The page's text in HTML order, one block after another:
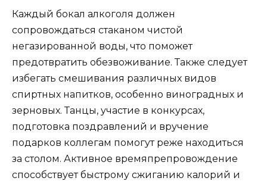
Каждый бокал алкоголя должен
сопровождаться стаканом чистой
негазированной воды, что поможет
предотвратить обезвоживание. Также следует
избегать смешивания различных видов
спиртных напитков, особенно виноградных и
зерновых. Танцы, участие в конкурсах,
подготовка поздравлений и вручение
подарков коллегам помогут реже находиться
за столом. Активное времяпрепровождение
способствует быстрому сжиганию калорий и